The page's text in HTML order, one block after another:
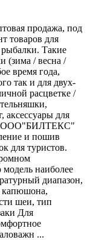
продажа, под
товаров для
Такие
(зима / весна /
время года,
так и для двух-
расцветке /
аксессуары для
ООО"БИЛТЕКС"
и пошив
для туристов.
наиболее
диапазон,
капюшона,
шеи, тип
Для
...